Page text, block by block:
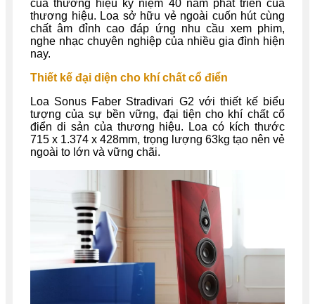
của thương hiệu kỷ niệm 40 năm phát triển của
thương hiệu. Loa sở hữu vẻ ngoài cuốn hút cùng
chất âm đỉnh cao đáp ứng nhu cầu xem phim,
nghe nhạc chuyên nghiệp của nhiều gia đình hiện
nay.
Thiết kế đại diện cho khí chất cổ điển
Loa Sonus Faber Stradivari G2 với thiết kế biểu
tượng của sự bền vững, đại tiện cho khí chất cổ
điển di sản của thương hiệu. Loa có kích thước
715 x 1.374 x 428mm, trọng lượng 63kg tạo nên vẻ
ngoài to lớn và vững chãi.